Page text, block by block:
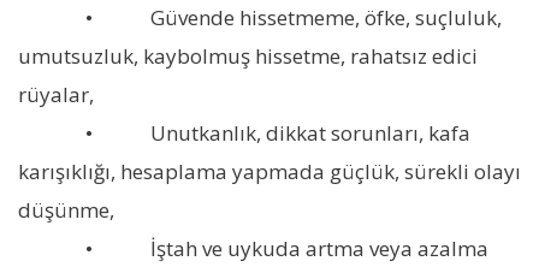
• Güvende hissetmeme, öfke, suçluluk,
umutsuzluk, kaybolmuş hissetme, rahatsız edici
rüyalar,
• Unutkanlık, dikkat sorunları, kafa
karışıklığı, hesaplama yapmada güçlük, sürekli olayı
düşünme,
• İştah ve uykuda artma veya azalma